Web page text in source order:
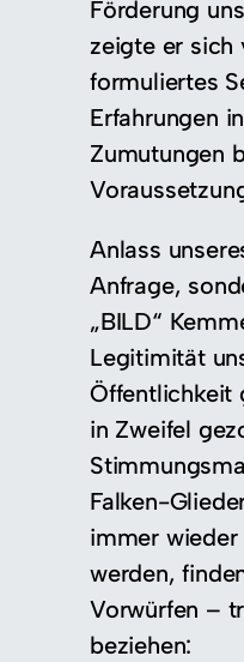
Förderung
zeigte er sich
formuliertes
Erfahrungen
Zumutungen
Anlass
Anfrage,
„BILD“
Legitimität
Öffentlichkeit
in Zweifel
Falken-
immer
werden,
Vorwürfen –
beziehen: